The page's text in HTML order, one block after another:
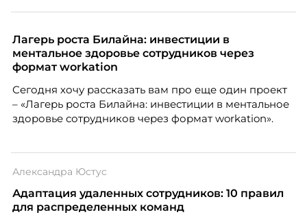
Чеснокова, HR-директор Right line.
Лагерь роста Билайна: инвестиции в
ментальное здоровье сотрудников через
формат workation
Сегодня хочу рассказать вам про еще один проект
– «Лагерь роста Билайна: инвестиции в ментальное
здоровье сотрудников через формат workation».
Александра Юстус
Адаптация удаленных сотрудников: 10 правил
для распределенных команд